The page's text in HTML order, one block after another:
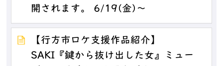
開されます。 6/19(金)～
【行方市ロケ支援作品紹介】
SAKI『鍵から抜け出した女』ミュー